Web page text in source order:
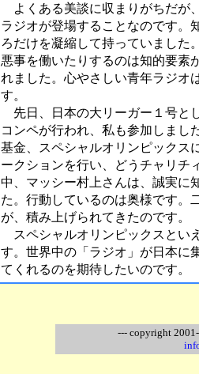
よくある美談に収まりがちだが
ラジオが登場することなのです。
ろだけを凝縮して持っていました
悪事を働いたりするのは知的要素
れました。心やさしい青年ラジオ
す。
先日、日本の大リーガー１号と
コンペが行われ、私も参加しまし
基金、スペシャルオリンピックス
ークションを行い、どうチャリチ
中、マッシー村上さんは、誠実に
た。行動しているのは奥様です。
が、積み上げられてきたのです。
スペシャルオリンピックスとい
す。世界中の「ラジオ」が日本に
てくれるのを期待したいのです。
--- copyright